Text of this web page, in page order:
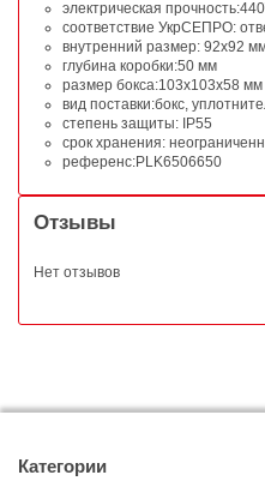
электрическая
соответствие УкрСЕПРО:
внутренний размер: 92x92
глубина коробки:50 мм
размер бокса:103x103x58 мм
вид поставки:бокс,
степень защиты: IP55
срок хранения:
референс:PLK6506650
Отзывы
Нет отзывов
Категории